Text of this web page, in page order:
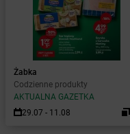
Żabka
Codzienne produkty
AKTUALNA GAZETKA
29.07 - 11.08